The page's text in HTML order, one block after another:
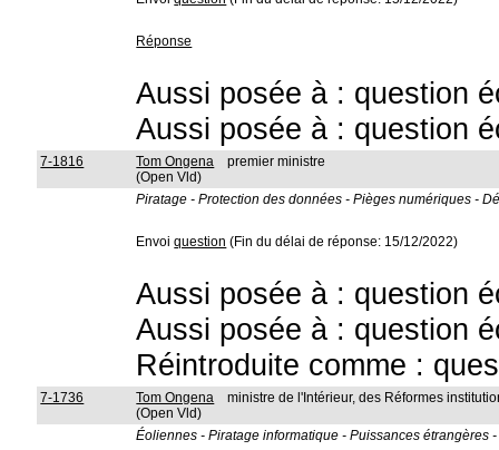
Réponse
Aussi posée à : question
Aussi posée à : question
7-1816
Tom Ongena
(Open Vld)
premier ministre
Piratage - Protection des données - Pièges numériques -
Envoiquestion (Fin du délai de réponse: 15/12/2022)
Aussi posée à : question
Aussi posée à : question
Réintroduite comme :
7-1736
Tom Ongena
(Open Vld)
ministre de l'Intérieur, des Réformes
Éoliennes - Piratage informatique - Puissances étrangères